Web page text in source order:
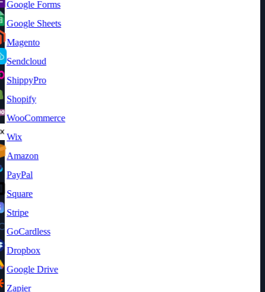
Google Forms
Google Sheets
Magento
Sendcloud
ShippyPro
Shopify
WooCommerce
Wix
Amazon
PayPal
Square
Stripe
GoCardless
Dropbox
Google Drive
Zapier